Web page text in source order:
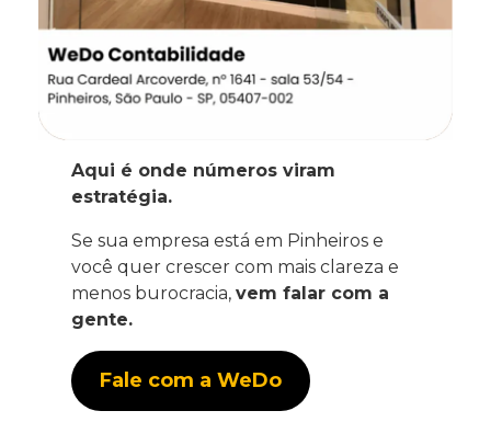
Aqui é onde números viram
estratégia.
Se sua empresa está em Pinheiros e
você quer crescer com mais clareza e
menos burocracia,vem falar com a
gente.
Fale com a WeDo